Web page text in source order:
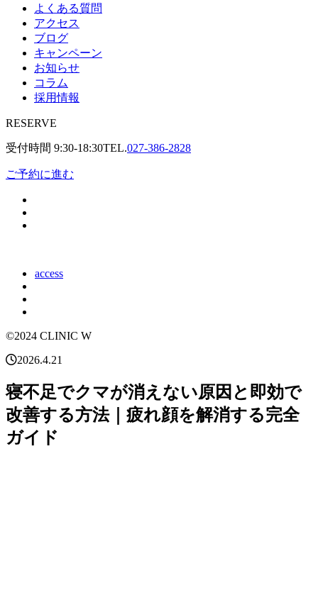
よくある質問
アクセス
ブログ
キャンペーン
お知らせ
コラム
採用情報
RESERVE
受付時間 9:30-18:30TEL.027-386-2828
ご予約に進む
access
©2024 CLINIC W
2026.4.21
寝不足でクマが消えない原因と即効で
改善する方法｜疲れ顔を解消する完全
ガイド